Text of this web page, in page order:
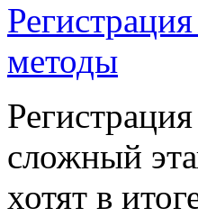
методы
сложный
хотят в